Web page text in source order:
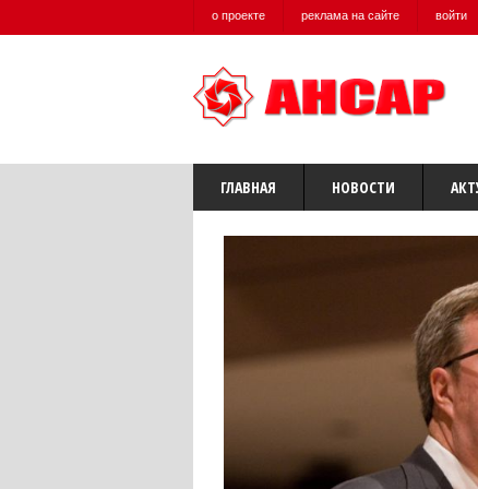
о проекте реклама на сайте войти
ГЛАВНАЯ НОВОСТИ